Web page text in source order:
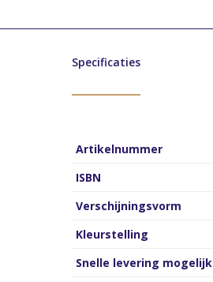
Specificaties
Artikelnummer
ISBN
Verschijningsvorm
Kleurstelling
Snelle levering mogelijk